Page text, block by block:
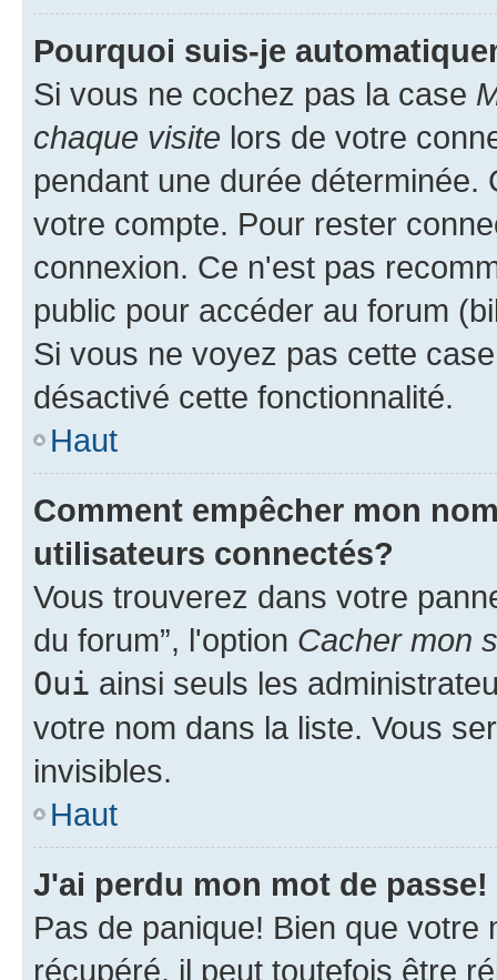
Pourquoi suis-je
Si vous ne cochez pas la case
chaque visite lors de votre
pendant une durée
votre compte. Pour rester
connexion. Ce n'est pas
public pour accéder au forum
Si vous ne voyez pas cette
désactivé cette fonctionnalité.
Haut
Comment empêcher mon
utilisateurs connectés?
Vous trouverez dans votre
du forum”, l'option Cacher mon
Oui ainsi seuls les
votre nom dans la liste. Vous
invisibles.
Haut
J'ai perdu mon mot de passe!
Pas de panique! Bien que
récupéré, il peut toutefois être